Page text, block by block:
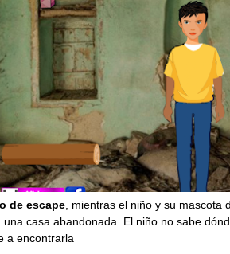
de escape , mientras el niño y su
casa abandonada. El niño no sabe
a encontrarla